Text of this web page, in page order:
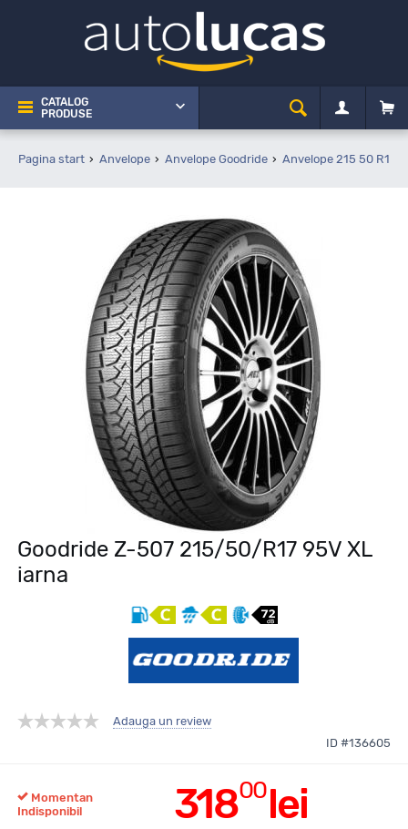
CATALOG
PRODUSE
Pagina start Anvelope Anvelope Goodride Anvelope 215 50 R17
Goodride Z-507 215/50/R17 95V XL
iarna
Adauga un review
ID #136605
31800lei
Momentan
Indisponibil